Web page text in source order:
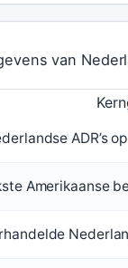
van
ADR’s
Amerikaanse